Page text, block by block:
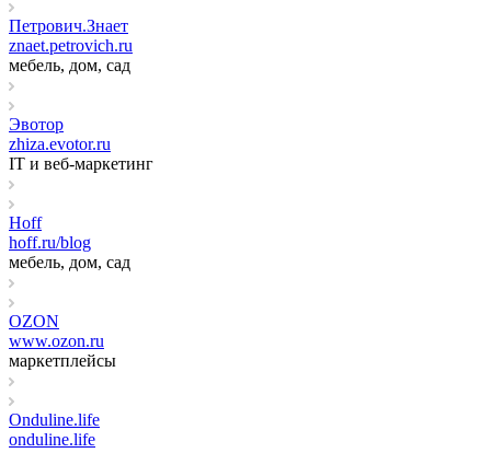
Петрович.Знает
znaet.petrovich.ru
мебель, дом, сад
Эвотор
zhiza.evotor.ru
IT и веб-маркетинг
Hoff
hoff.ru/blog
мебель, дом, сад
OZON
www.ozon.ru
маркетплейсы
Onduline.life
onduline.life